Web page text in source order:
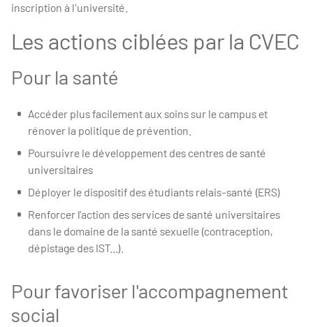
inscription à l'université.
Les actions ciblées par la CVEC
Pour la santé
Accéder plus facilement aux soins sur le campus et
rénover la politique de prévention.
Poursuivre le développement des centres de santé
universitaires
Déployer le dispositif des étudiants relais-santé (ERS)
Renforcer l’action des services de santé universitaires
dans le domaine de la santé sexuelle (contraception,
dépistage des IST...).
Pour favoriser l'accompagnement
social